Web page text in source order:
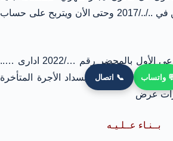
من تاريخ غصب المخزيين في ../../2017 وحتى الأن ويتربح على حساب
وما يؤكد ذلك تقديم المدعي الأول بالمحضر رقم …/2022 ادارى …..
الأول يطالبه فيه بسداد الأجرة المتأخرة
عرض
بــنـاء عــلـيـه
واتساب 📞 اتصال